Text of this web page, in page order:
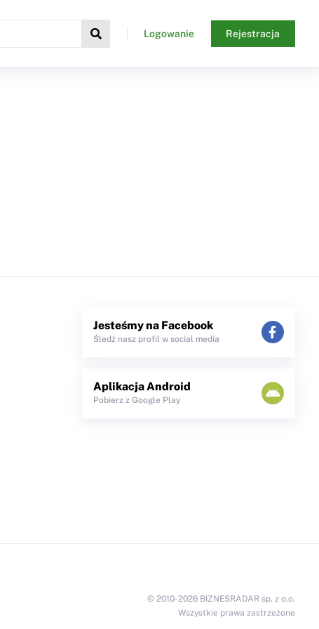
Logowanie Rejestracja
Jesteśmy na Facebook
Śledź nasz profil w social media
Aplikacja Android
Pobierz z Google Play
© 2010-2026 BIZNESRADAR sp. z o.o.
Wszystkie prawa zastrzeżone